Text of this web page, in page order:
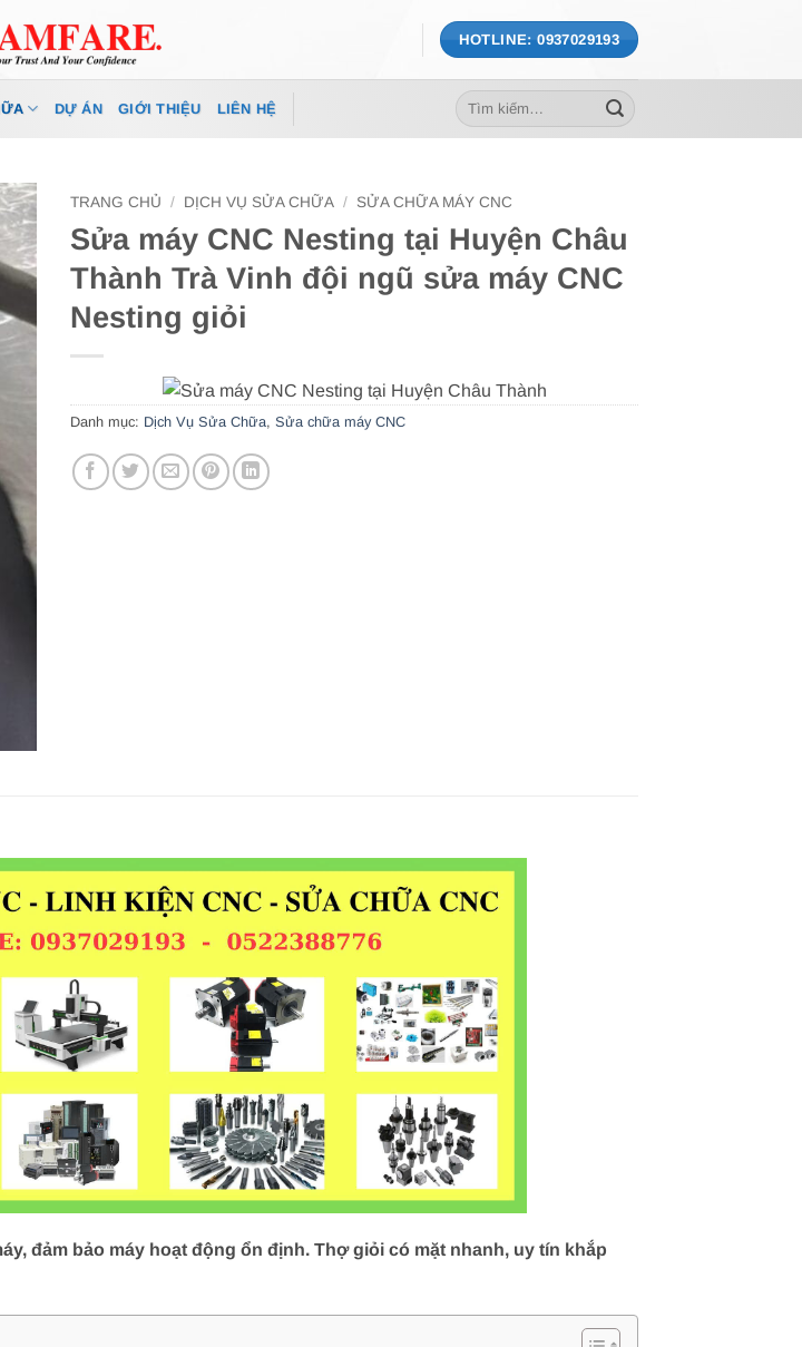
HOTLINE: 0937029193
DỰ ÁN GIỚI THIỆU LIÊN HỆ
Tìm
kiếm:
TRANG CHỦ / DỊCH VỤ SỬA CHỮA / SỬA CHỮA MÁY CNC
Sửa máy CNC Nesting tại Huyện Châu
Thành Trà Vinh đội ngũ sửa máy CNC
Nesting giỏi
Danh mục: Dịch Vụ Sửa Chữa, Sửa chữa máy CNC
đảm bảo máy hoạt động ổn định. Thợ giỏi có mặt nhanh, uy tín khắp